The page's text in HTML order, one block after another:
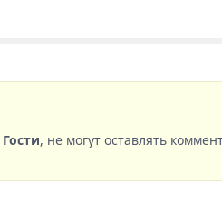
Гости, не могут оставлять